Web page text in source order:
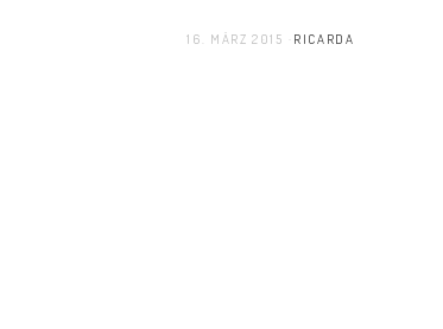
16. MÄRZ 2015 RICARDA